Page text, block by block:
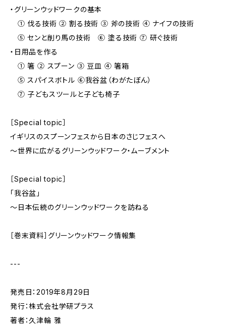
・グリーンウッドワークの基本
① 伐る技術 ② 割る技術 ③ 斧の技術 ④ ナイフの技術
⑤ センと削り馬の技術 ⑥ 塗る技術 ⑦ 研ぐ技術
・日用品を作る
① 箸 ② スプーン ③ 豆皿 ④ 箸箱
⑤ スパイスボトル ⑥我谷盆（わがたぼん）
⑦ 子どもスツールと子ども椅子
［Special topic］
イギリスのスプーンフェスから日本のさじフェスへ
〜世界に広がるグリーンウッドワーク・ムーブメント
［Special topic］
「我谷盆」
〜日本伝統のグリーンウッドワークを訪ねる
［巻末資料］グリーンウッドワーク情報集
---
発売日：2019年8月29日
発行：株式会社学研プラス
著者：久津輪 雅